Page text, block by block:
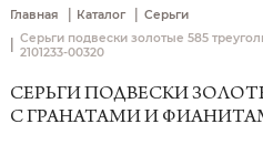
Главная | Каталог | Серьги
Серьги подвески золотые 585
2101233-00320
СЕРЬГИ ПОДВЕСКИ
С ГРАНАТАМИ И